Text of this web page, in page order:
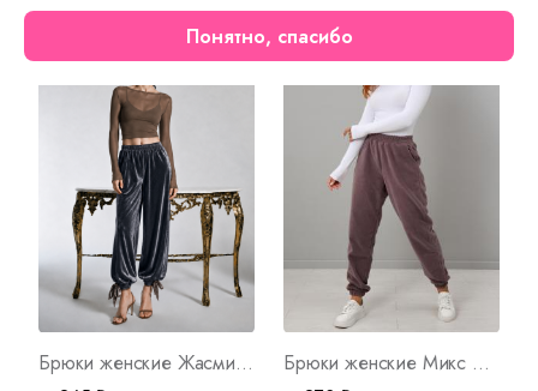
Брюки женские Жасмин ТС Арт. 10764 Брюки женские Микс Д WB Арт. 10537
Понятно, спасибо